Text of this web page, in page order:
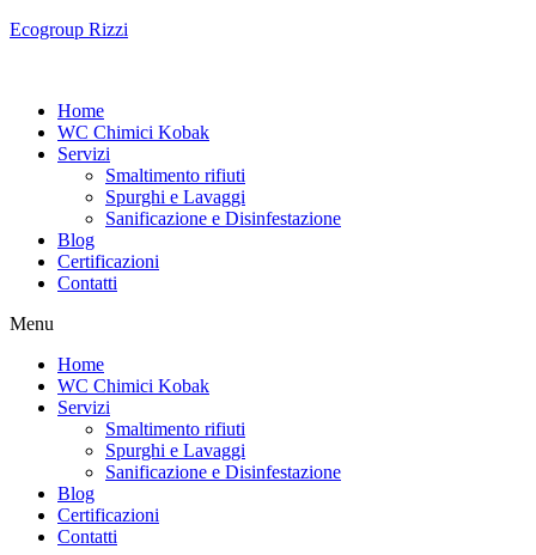
Ecogroup Rizzi
Home
WC Chimici Kobak
Servizi
Smaltimento rifiuti
Spurghi e Lavaggi
Sanificazione e Disinfestazione
Blog
Certificazioni
Contatti
Menu
Home
WC Chimici Kobak
Servizi
Smaltimento rifiuti
Spurghi e Lavaggi
Sanificazione e Disinfestazione
Blog
Certificazioni
Contatti